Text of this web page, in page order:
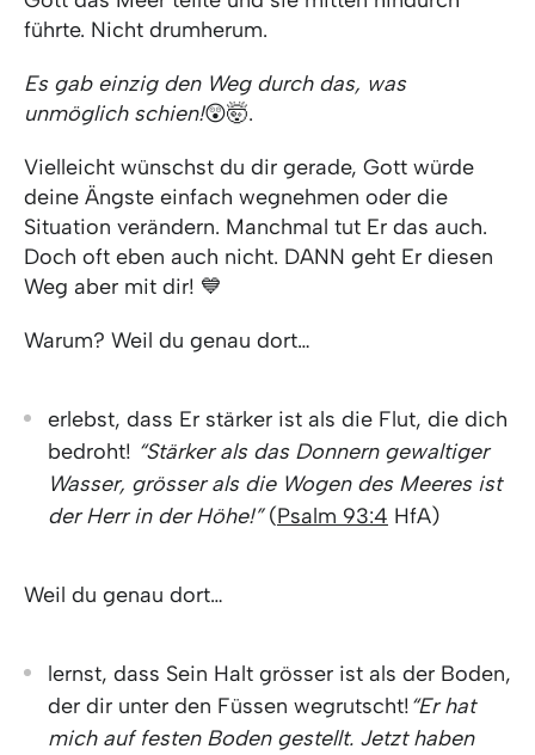
führte. Nicht drumherum.
Es gab einzig den Weg durch das, was
unmöglich schien!😲🤯.
Vielleicht wünschst du dir gerade, Gott würde
deine Ängste einfach wegnehmen oder die
Situation verändern. Manchmal tut Er das auch.
Doch oft eben auch nicht. DANN geht Er diesen
Weg aber mit dir! 💙
Warum? Weil du genau dort…
erlebst, dass Er stärker ist als die Flut, die dich
bedroht! “Stärker als das Donnern gewaltiger
Wasser, grösser als die Wogen des Meeres ist
der Herr in der Höhe!”(Psalm 93:4 HfA)
Weil du genau dort…
lernst, dass Sein Halt grösser ist als der Boden,
der dir unter den Füssen wegrutscht!“Er hat
mich auf festen Boden gestellt. Jetzt haben